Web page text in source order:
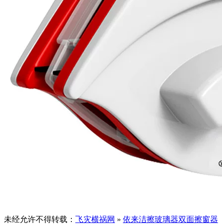
未经允许不得转载： 飞灾横祸网 » 依来洁擦玻璃器双面擦窗器